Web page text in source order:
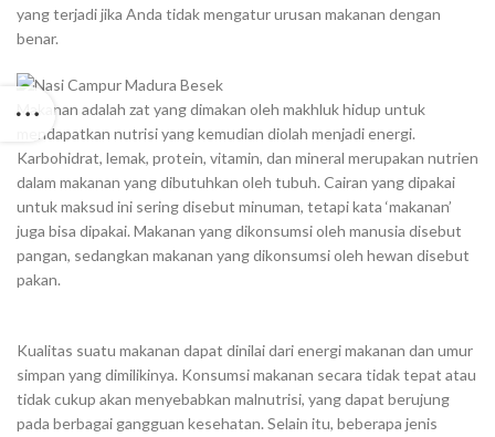
yang terjadi jika Anda tidak mengatur urusan makanan dengan
benar.
Makanan adalah zat yang dimakan oleh makhluk hidup untuk
mendapatkan nutrisi yang kemudian diolah menjadi energi.
Karbohidrat, lemak, protein, vitamin, dan mineral merupakan nutrien
dalam makanan yang dibutuhkan oleh tubuh. Cairan yang dipakai
untuk maksud ini sering disebut minuman, tetapi kata ‘makanan’
juga bisa dipakai. Makanan yang dikonsumsi oleh manusia disebut
pangan, sedangkan makanan yang dikonsumsi oleh hewan disebut
pakan.
Kualitas suatu makanan dapat dinilai dari energi makanan dan umur
simpan yang dimilikinya. Konsumsi makanan secara tidak tepat atau
tidak cukup akan menyebabkan malnutrisi, yang dapat berujung
pada berbagai gangguan kesehatan. Selain itu, beberapa jenis